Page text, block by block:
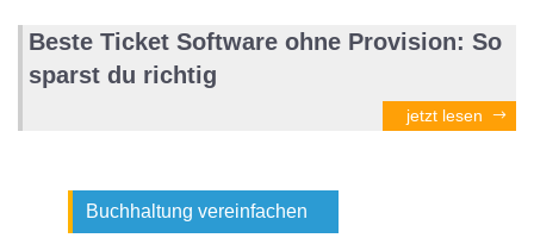
Beste Ticket Software ohne Provision: So
sparst du richtig
jetzt lesen
Buchhaltung vereinfachen